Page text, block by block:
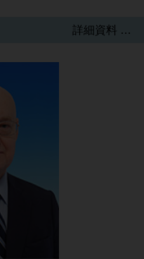
詳細資料 …